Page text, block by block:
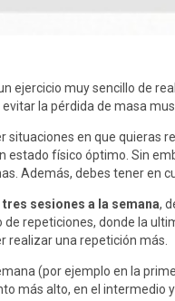
ejercicio muy sencillo de
la pérdida de masa
situaciones en que quieras
estado físico óptimo. Sin
Además, debes tener en
tres sesiones a la semana,
repeticiones, donde la
realizar una repetición más.
(por ejemplo en la
más alto, en el